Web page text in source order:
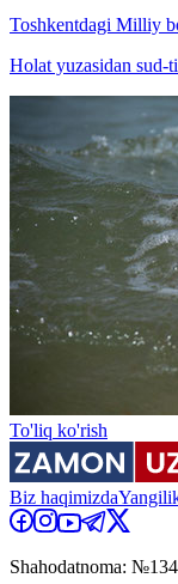
Toshkentdagi Milliy
Holat yuzasidan sud-
To'liq ko'rish
Biz haqimizda
Shahodatnoma: